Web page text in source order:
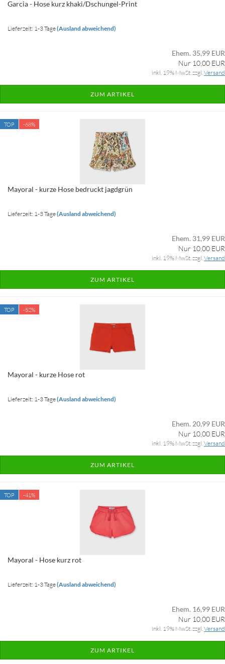
Garcia - Hose kurz khaki/Dschungel-Print
Lieferzeit: 1-3 Tage(Ausland abweichend)
Ehem. 35,99 EUR
Nur 10,00 EUR
inkl. 19% MwSt. zzgl.Versand
ZUM ARTIKEL
TOP -68%
Mayoral - kurze Hose bedruckt jagdgrün
Lieferzeit: 1-3 Tage(Ausland abweichend)
Ehem. 31,99 EUR
Nur 10,00 EUR
inkl. 19% MwSt. zzgl.Versand
ZUM ARTIKEL
TOP -52%
Mayoral - kurze Hose rot
Lieferzeit: 1-3 Tage(Ausland abweichend)
Ehem. 20,99 EUR
Nur 10,00 EUR
inkl. 19% MwSt. zzgl.Versand
ZUM ARTIKEL
TOP -41%
Mayoral - Hose kurz rot
Lieferzeit: 1-3 Tage(Ausland abweichend)
Ehem. 16,99 EUR
Nur 10,00 EUR
inkl. 19% MwSt. zzgl.Versand
ZUM ARTIKEL